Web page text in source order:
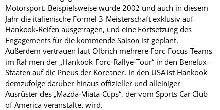
Motorsport. Beispielsweise wurde 2002 und auch in diesem
Jahr die italienische Formel 3-Meisterschaft exklusiv auf
Hankook-Reifen ausgetragen, und eine Fortsetzung des
Engagements für die kommende Saison ist geplant.
Außerdem vertrauen laut Olbrich mehrere Ford Focus-Teams
im Rahmen der „Hankook-Ford-Rallye-Tour“ in den Benelux-
Staaten auf die Pneus der Koreaner. In den USA ist Hankook
demzufolge darüber hinaus offizieller und alleiniger
Ausrüster des „Mazda-Miata-Cups“, der vom Sports Car Club
of America veranstaltet wird.